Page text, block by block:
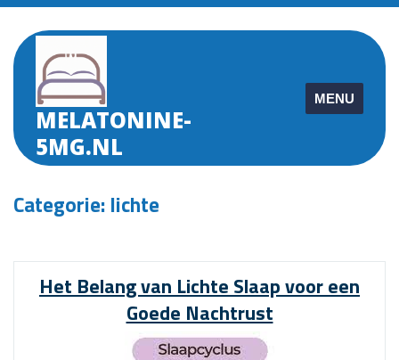
Skip
content
MELATONINE-
5MG.NL
MENU
Categorie: lichte
Het Belang van Lichte Slaap voor een
Goede Nachtrust